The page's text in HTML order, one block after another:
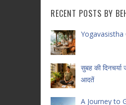
RECENT POSTS BY
Yogavasistha
सुबह की
आदतें
A Journey to